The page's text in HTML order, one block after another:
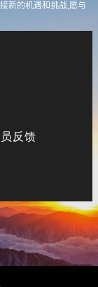
新的机遇和挑战,愿与